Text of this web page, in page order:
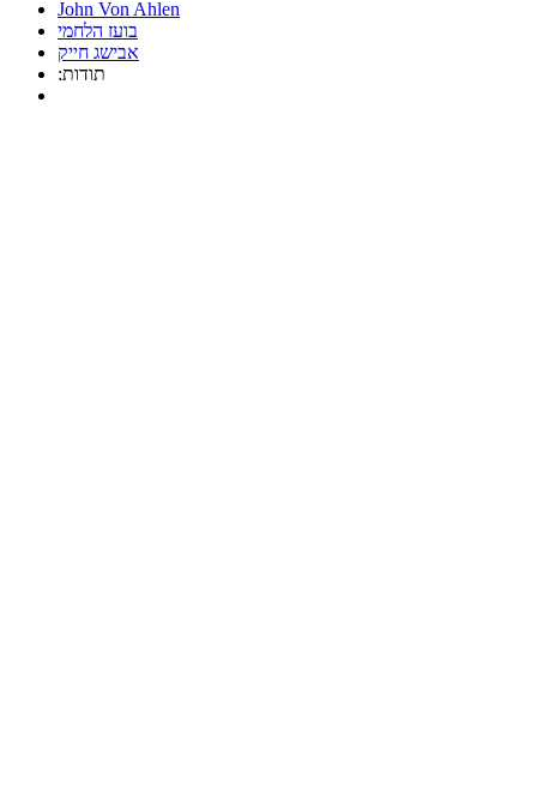
John Von Ahlen
בועז הלחמי
אבישג חייק
:תודות